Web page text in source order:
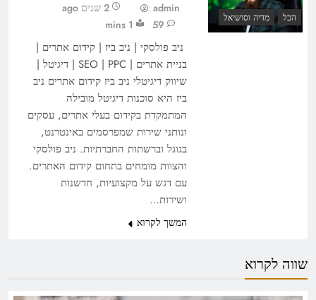
הכל מדיה וסושיאל
admin
2 שנים ago
59
1 mins
ניב פולסקי | ניב ביז | קידום אתרים |
בניית אתרים | SEO | PPC | דיגיטל |
שיווק דיגיטלי ניב ביז קידום אתרים ניב
ביז היא סוכנות דיגיטל מובילה
המתמקדת בקידום בעלי אתרים, עסקים
ונותני שירות שמפרסמים באינטרנט,
בגוגל וברשתות החברתיות. ניב פולסקי
והצוות מומחים בתחום קידום האתרים.
עם דגש על מקצועיות, חדשנות
ושירות…
המשך לקרוא
שווה לקרוא